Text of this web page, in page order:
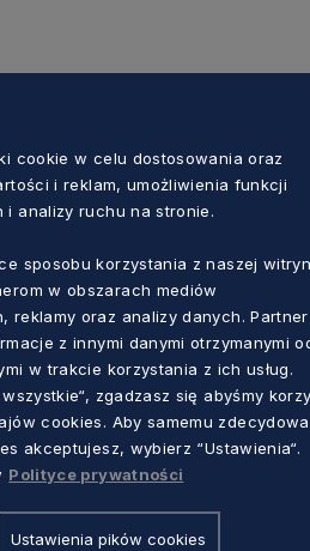
telemedycznych dla
opieki społecznej
w porównaniu z
wieku. Osoby starsze
geriatryczna
komfortowe i
oddziałach
będzie
cookie w celu dostosowania oraz
i reklam, umożliwienia funkcji
i analizy ruchu na stronie.
sposobu korzystania z naszej
w obszarach mediów
reklamy oraz analizy danych.
z innymi danymi otrzymanymi
w trakcie korzystania z ich usług.
zgadzasz się abyśmy
cookies. Aby samemu
akceptujesz, wybierz “Ustawienia“.
Polityce prywatności
Ustawienia pików cookies